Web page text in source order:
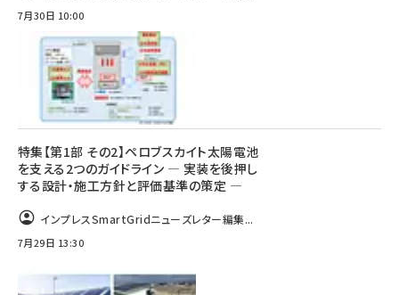
7月30日 10:00
特集【第1部 その2】ペロブスカイト太陽電池
を支える2つのガイドライン ― 実装を後押し
する設計・施工方針と評価基準の策定 ―
インプレスSmartGridニューズレター編集...
7月29日 13:30